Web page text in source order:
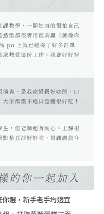
選，新手老手均適宜